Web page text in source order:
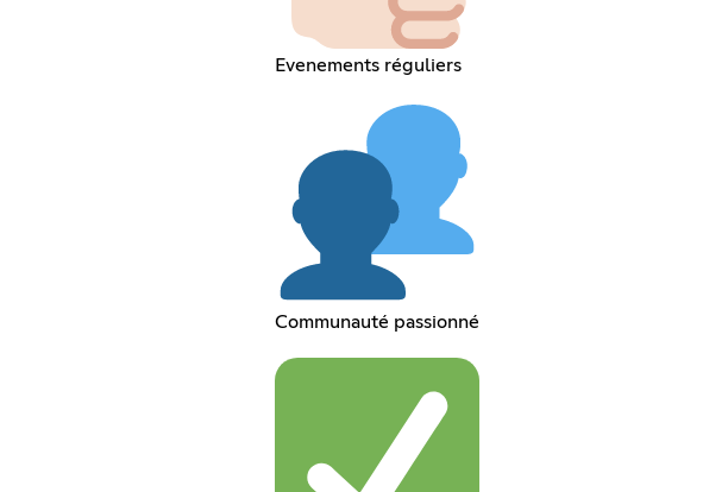
Evenements réguliers
Communauté passionné